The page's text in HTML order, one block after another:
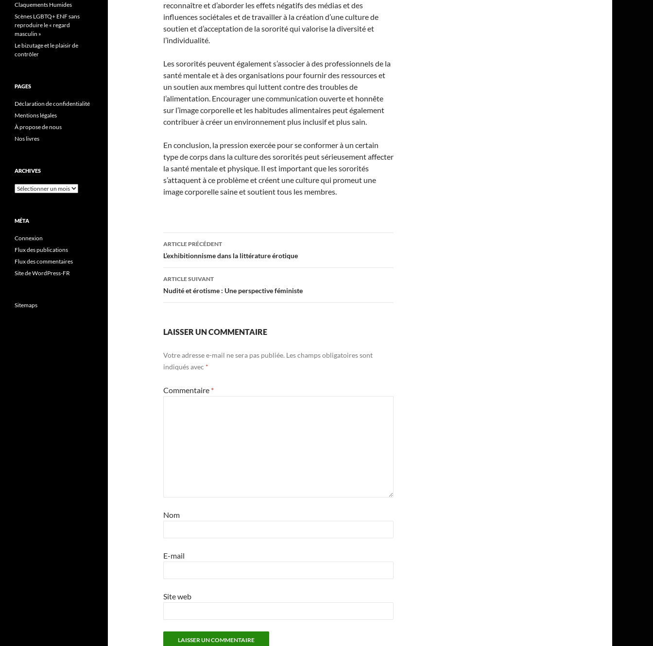
reconnaître et d’aborder les effets négatifs des médias et des
influences sociétales et de travailler à la création d’une culture de
soutien et d’acceptation de la sororité qui valorise la diversité et
l’individualité.
Les sororités peuvent également s’associer à des professionnels de la
santé mentale et à des organisations pour fournir des ressources et
un soutien aux membres qui luttent contre des troubles de
l’alimentation. Encourager une communication ouverte et honnête
sur l’image corporelle et les habitudes alimentaires peut également
contribuer à créer un environnement plus inclusif et plus sain.
En conclusion, la pression exercée pour se conformer à un certain
type de corps dans la culture des sororités peut sérieusement affecter
la santé mentale et physique. Il est important que les sororités
s’attaquent à ce problème et créent une culture qui promeut une
image corporelle saine et soutient tous les membres.
Navigation
des
articles
ARTICLE PRÉCÉDENT
L’exhibitionnisme dans la littérature érotique
ARTICLE SUIVANT
Nudité et érotisme : Une perspective féministe
LAISSER UN COMMENTAIRE
Votre adresse e-mail ne sera pas publiée. Les champs obligatoires sont
indiqués avec *
Commentaire *
Nom
E-mail
Site web
Claquements Humides
Scènes LGBTQ+ ENF sans
reproduire le « regard
masculin »
Le bizutage et le plaisir de
contrôler
PAGES
Déclaration de confidentialité
Mentions légales
À propose de nous
Nos livres
ARCHIVES
Archives
MÉTA
Connexion
Flux des publications
Flux des commentaires
Site de WordPress-FR
Sitemaps